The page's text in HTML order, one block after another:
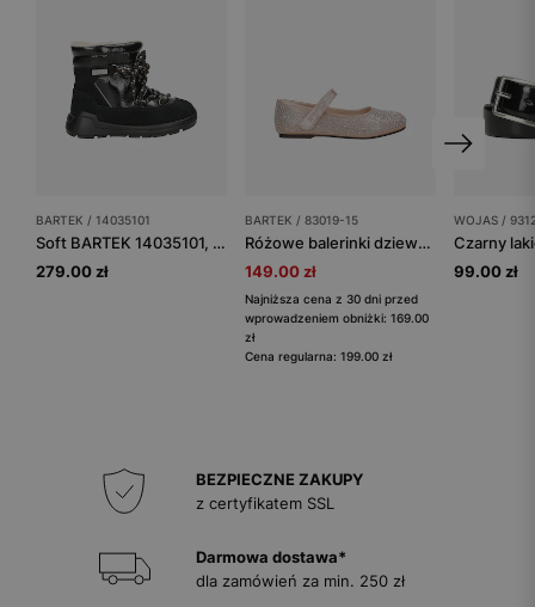
BARTEK / 14035101
Soft BARTEK 14035101, czarny
279.00 zł
BARTEK / 83019-15
Różowe balerinki dziewczęce z kryształkami BARTEK 83019-15
149.00 zł
Najniższa cena z 30 dni przed
wprowadzeniem obniżki: 169.00
zł
Cena regularna: 199.00 zł
WOJAS /
99.00 zł
BEZPIECZNE ZAKUPY
z certyfikatem SSL
Darmowa dostawa*
dla zamówień za min. 250 zł